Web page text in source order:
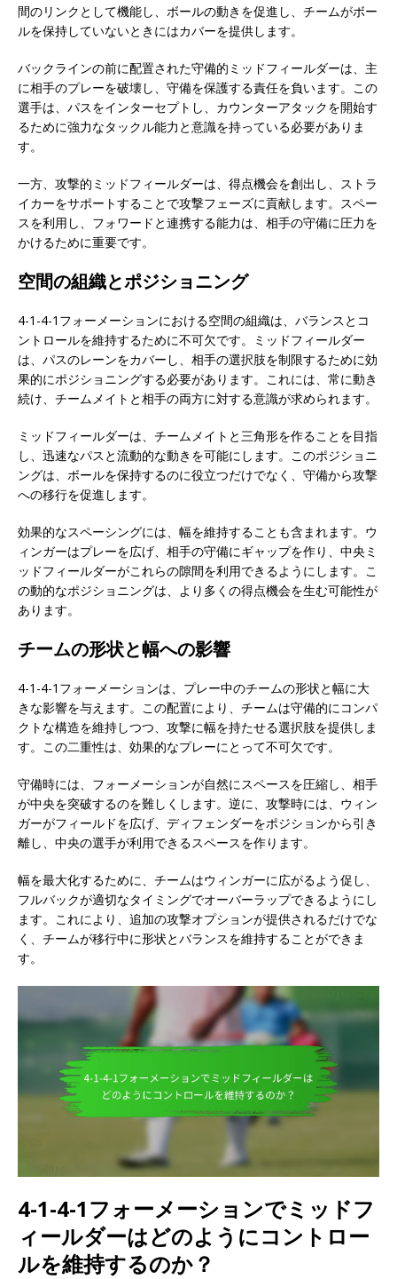
間のリンクとして機能し、ボールの動きを促進し、チームがボー
ルを保持していないときにはカバーを提供します。
バックラインの前に配置された守備的ミッドフィールダーは、主
に相手のプレーを破壊し、守備を保護する責任を負います。この
選手は、パスをインターセプトし、カウンターアタックを開始す
るために強力なタックル能力と意識を持っている必要がありま
す。
一方、攻撃的ミッドフィールダーは、得点機会を創出し、ストラ
イカーをサポートすることで攻撃フェーズに貢献します。スペー
スを利用し、フォワードと連携する能力は、相手の守備に圧力を
かけるために重要です。
空間の組織とポジショニング
4-1-4-1フォーメーションにおける空間の組織は、バランスとコ
ントロールを維持するために不可欠です。ミッドフィールダー
は、パスのレーンをカバーし、相手の選択肢を制限するために効
果的にポジショニングする必要があります。これには、常に動き
続け、チームメイトと相手の両方に対する意識が求められます。
ミッドフィールダーは、チームメイトと三角形を作ることを目指
し、迅速なパスと流動的な動きを可能にします。このポジショニ
ングは、ボールを保持するのに役立つだけでなく、守備から攻撃
への移行を促進します。
効果的なスペーシングには、幅を維持することも含まれます。ウ
ィンガーはプレーを広げ、相手の守備にギャップを作り、中央ミ
ッドフィールダーがこれらの隙間を利用できるようにします。こ
の動的なポジショニングは、より多くの得点機会を生む可能性が
あります。
チームの形状と幅への影響
4-1-4-1フォーメーションは、プレー中のチームの形状と幅に大
きな影響を与えます。この配置により、チームは守備的にコンパ
クトな構造を維持しつつ、攻撃に幅を持たせる選択肢を提供しま
す。この二重性は、効果的なプレーにとって不可欠です。
守備時には、フォーメーションが自然にスペースを圧縮し、相手
が中央を突破するのを難しくします。逆に、攻撃時には、ウィン
ガーがフィールドを広げ、ディフェンダーをポジションから引き
離し、中央の選手が利用できるスペースを作ります。
幅を最大化するために、チームはウィンガーに広がるよう促し、
フルバックが適切なタイミングでオーバーラップできるようにし
ます。これにより、追加の攻撃オプションが提供されるだけでな
く、チームが移行中に形状とバランスを維持することができま
す。
4-1-4-1フォーメーションでミッドフ
ィールダーはどのようにコントロー
ルを維持するのか？